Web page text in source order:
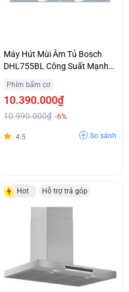
Máy Hút Mùi Âm Tủ Bosch
DHL755BL Công Suất Mạnh
Khử Sạch Mùi Giá Ưu Đãi
Phím bấm cơ
10.390.000₫
10.990.000₫ -6%
4.5 So sánh
Hot Hỗ trợ trả góp